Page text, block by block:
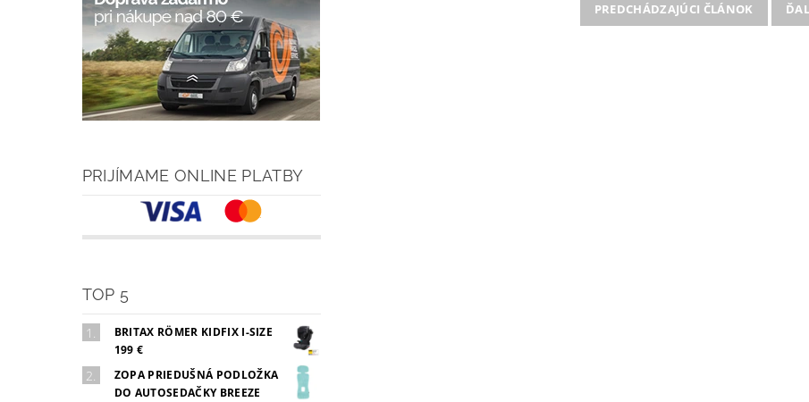
PRIJÍMAME ONLINE PLATBY
TOP 5
BRITAX RÖMER KIDFIX I-SIZE
199 €
ZOPA PRIEDUŠNÁ PODLOŽKA
DO AUTOSEDAČKY BREEZE
PREDCHÁDZAJÚCI ČLÁNOK